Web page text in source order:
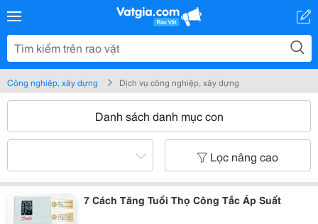
Công nghiệp, xây dựng Dịch vụ công nghiệp, xây dựng
Danh sách danh mục con
Lọc nâng cao
7 Cách Tăng Tuổi Thọ Công Tắc Áp Suất